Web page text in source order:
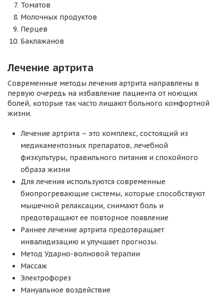
Томатов
Молочных продуктов
Перцев
Баклажанов
Лечение артрита
Современные методы лечения артрита направлены в
первую очередь на избавление пациента от ноющих
болей, которые так часто лишают больного комфортной
жизни.
Лечение артрита – это комплекс, состоящий из
медикаментозных препаратов, лечебной
физкультуры, правильного питания и спокойного
образа жизни
Для лечения используются современные
биопрогревающие системы, которые способствуют
мышечной релаксации, снимают боль и
предотвращают ее повторное появление
Раннее лечение артрита предотвращает
инвалидизацию и улучшает прогнозы.
Метод Ударно-волновой терапии
Массаж
Электрофорез
Мануальное воздействие